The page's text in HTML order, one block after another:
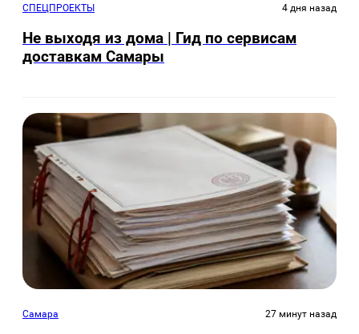
СПЕЦПРОЕКТЫ 4 дня назад
Не выходя из дома | Гид по сервисам
доставкам Самары
Самара 27 минут назад